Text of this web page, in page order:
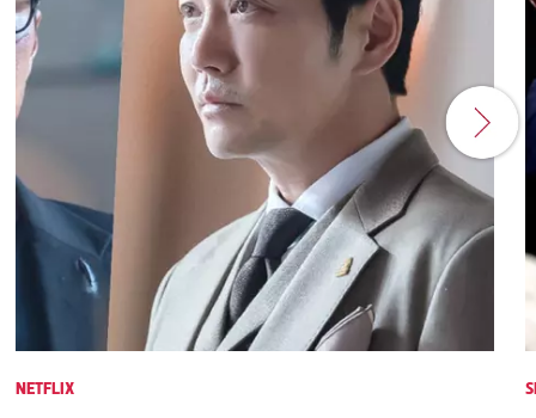
NETFLIX